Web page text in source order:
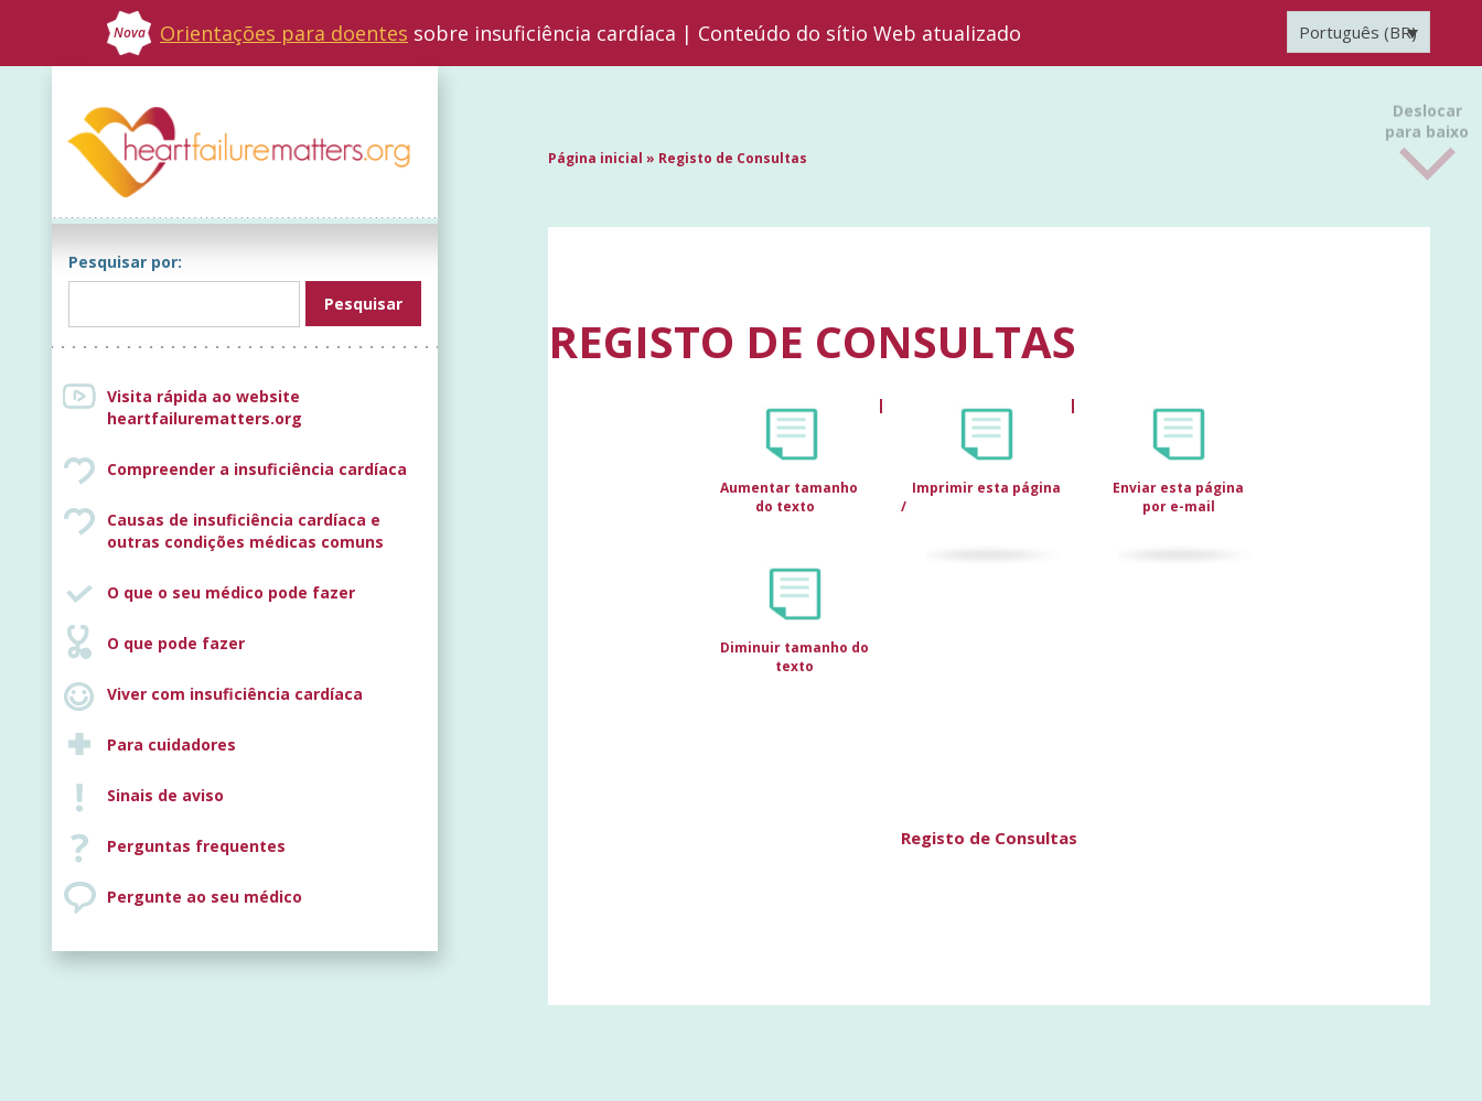
Nova Orientações para doentes sobre insuficiência cardíaca | Conteúdo do sítio Web atualizado Português (BR)
Pesquisar por:
Visita rápida ao website
heartfailurematters.org
Compreender a insuficiência cardíaca
Causas de insuficiência cardíaca e
outras condições médicas comuns
O que o seu médico pode fazer
O que pode fazer
Viver com insuficiência cardíaca
Para cuidadores
Sinais de aviso
Perguntas frequentes
Pergunte ao seu médico
Página inicial » Registo de Consultas
REGISTO DE CONSULTAS
Aumentar tamanho
do texto
Diminuir tamanho do
texto
Imprimir esta página
Enviar esta página
por e-mail
Registo de Consultas
Deslocar
para baixo